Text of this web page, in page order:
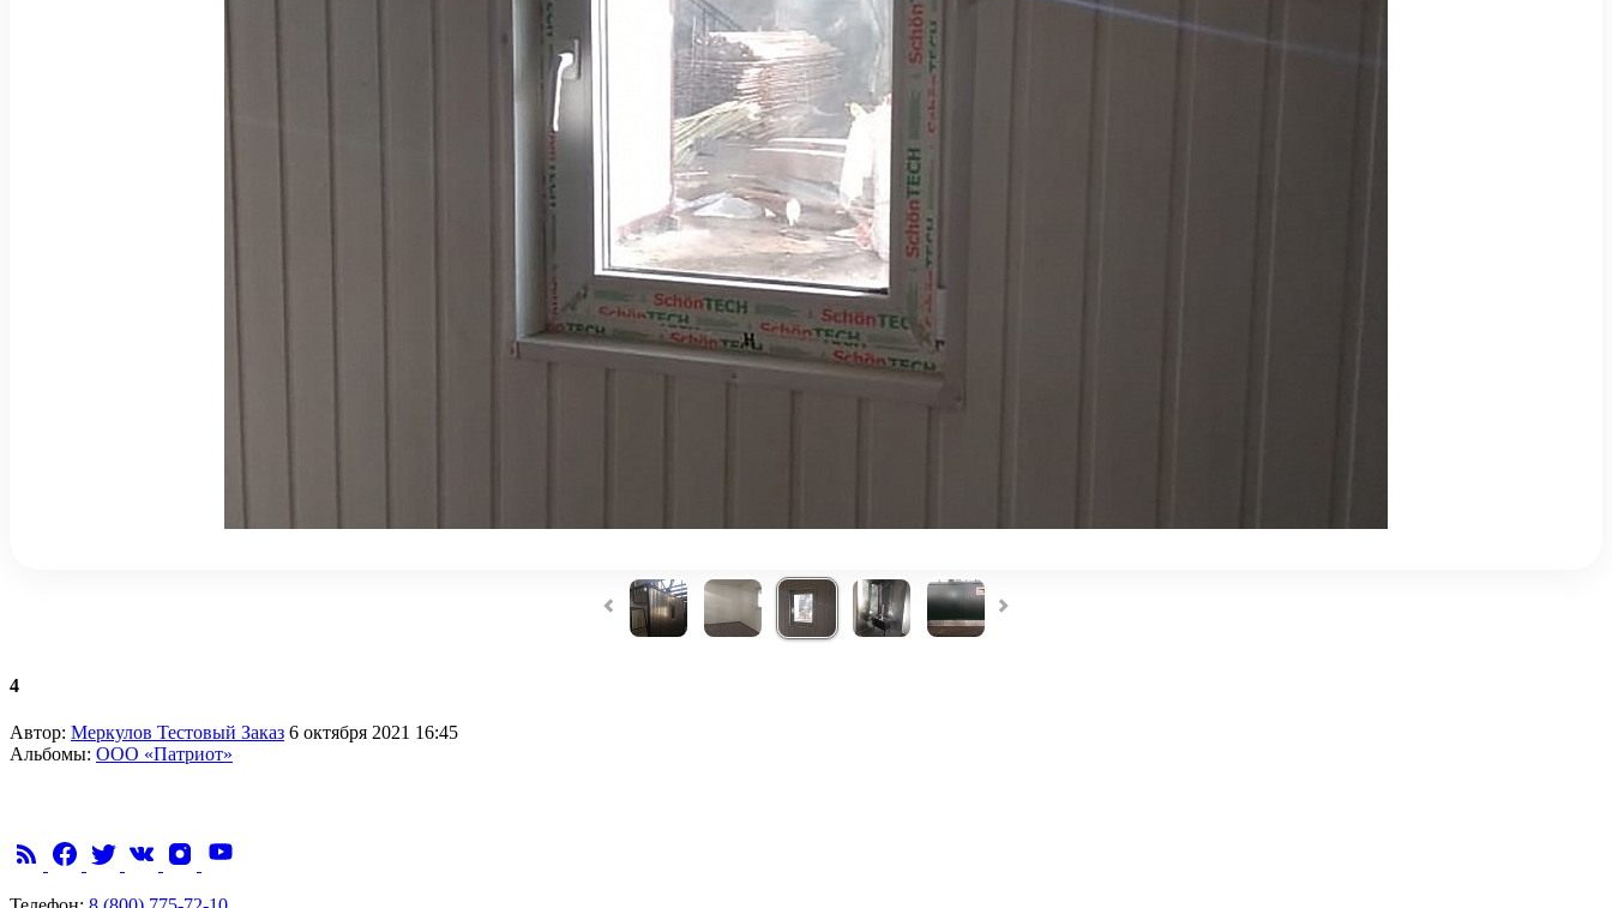
4
Автор: Меркулов Тестовый Заказ 6 октября 2021 16:45
Альбомы: ООО «Патриот»